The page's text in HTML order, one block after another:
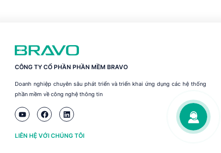
CÔNG TY CỔ PHẦN PHẦN MỀM BRAVO
Doanh nghiệp chuyên sâu phát triển và triển khai ứng dụng các hệ thống
phần mềm về công nghệ thông tin
LIÊN HỆ VỚI CHÚNG TÔI